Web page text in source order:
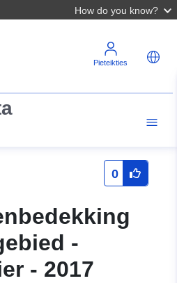
How do you know?
Pieteikties
0
-
- 2017